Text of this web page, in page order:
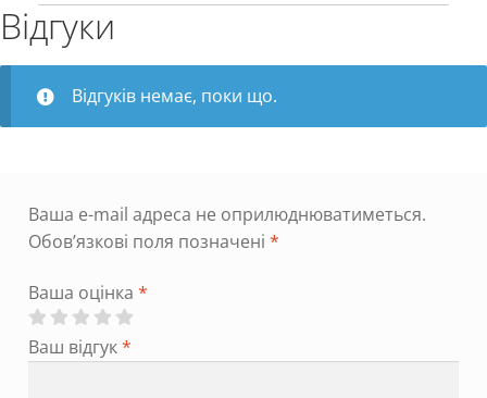
Відгуки
Відгуків немає, поки що.
Ваша e-mail адреса не оприлюднюватиметься.
Обов’язкові поля позначені *
Ваша оцінка *
Ваш відгук*